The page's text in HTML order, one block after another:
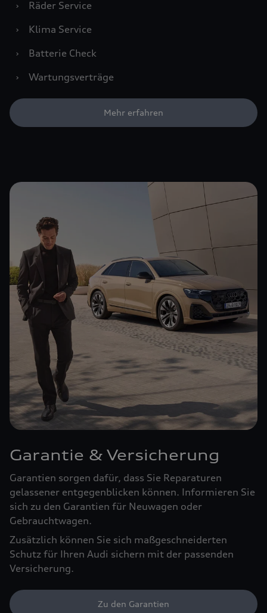
›
Räder Service
›
Klima Service
›
Batterie Check
›
Wartungsverträge
Mehr erfahren
Garantie & Versicherung
Garantien sorgen dafür, dass Sie Reparaturen
gelassener entgegenblicken können. Informieren Sie
sich zu den Garantien für Neuwagen oder
Gebrauchtwagen.
Zusätzlich können Sie sich maßgeschneiderten
Schutz für Ihren Audi sichern mit der passenden
Versicherung.
Zu den Garantien